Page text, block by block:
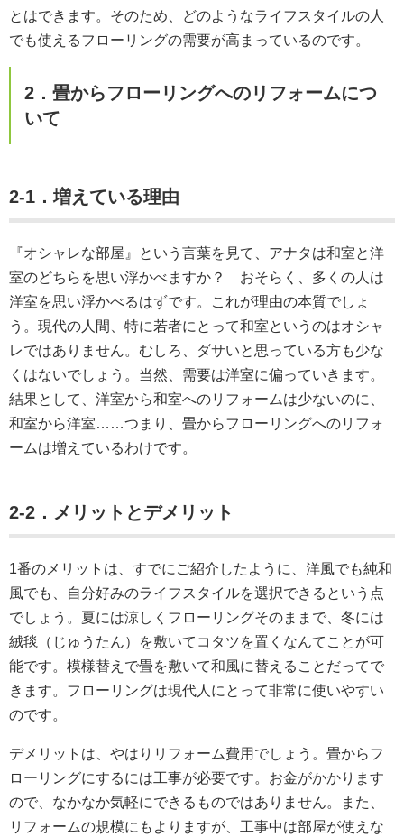
とはできます。そのため、どのようなライフスタイルの人
でも使えるフローリングの需要が高まっているのです。
2．畳からフローリングへのリフォームにつ
いて
2-1．増えている理由
『オシャレな部屋』という言葉を見て、アナタは和室と洋
室のどちらを思い浮かべますか？ おそらく、多くの人は
洋室を思い浮かべるはずです。これが理由の本質でしょ
う。現代の人間、特に若者にとって和室というのはオシャ
レではありません。むしろ、ダサいと思っている方も少な
くはないでしょう。当然、需要は洋室に偏っていきます。
結果として、洋室から和室へのリフォームは少ないのに、
和室から洋室……つまり、畳からフローリングへのリフォ
ームは増えているわけです。
2-2．メリットとデメリット
1番のメリットは、すでにご紹介したように、洋風でも純和
風でも、自分好みのライフスタイルを選択できるという点
でしょう。夏には涼しくフローリングそのままで、冬には
絨毯（じゅうたん）を敷いてコタツを置くなんてことが可
能です。模様替えで畳を敷いて和風に替えることだってで
きます。フローリングは現代人にとって非常に使いやすい
のです。
デメリットは、やはりリフォーム費用でしょう。畳からフ
ローリングにするには工事が必要です。お金がかかります
ので、なかなか気軽にできるものではありません。また、
リフォームの規模にもよりますが、工事中は部屋が使えな